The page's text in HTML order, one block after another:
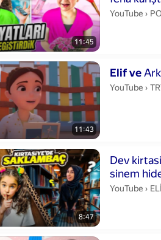
11:45
YouTube ›
11:43
Elifve
Duration 11
YouTube ›
8:47
Dev
sinem
Duration 8
YouTube ›